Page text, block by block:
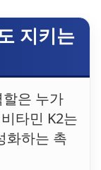
지키는
은 누가
타민 K2는
화하는 촉